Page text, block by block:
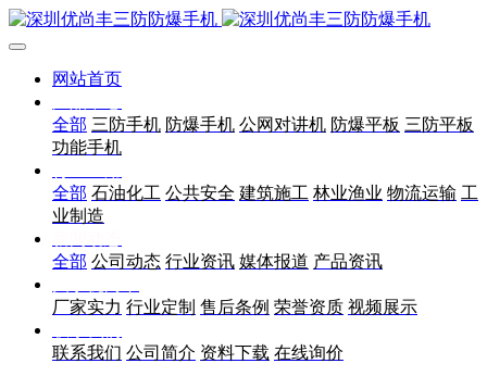
网站首页
全部 三防手机 防爆手机 公网对讲机 防爆平板 三防平板
功能手机
全部 石油化工 公共安全 建筑施工 林业渔业 物流运输 工
业制造
全部 公司动态 行业资讯 媒体报道 产品资讯
厂家实力 行业定制 售后条例 荣誉资质 视频展示
联系我们 公司简介 资料下载 在线询价